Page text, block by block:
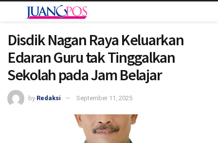
Disdik Nagan Raya Keluarkan
Edaran Guru tak Tinggalkan
Sekolah pada Jam Belajar
by Redaksi September 11, 2025